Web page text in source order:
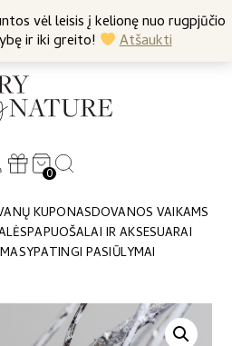
vėl leisis į kelionę nuo rugpjūčio
ir iki greito!
Atšaukti
nuo 45 Eur +370 682 57369
0
KUPONASDOVANOS VAIKAMS
PAPUOŠALAI IR AKSESUARAI
YPATINGI PASIŪLYMAI